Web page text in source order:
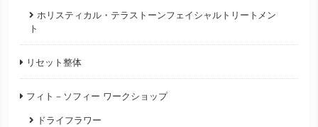
ホリスティカル・テラストーンフェイシャルトリートメン
ト
リセット整体
フィト－ソフィー ワークショップ
ドライフラワー